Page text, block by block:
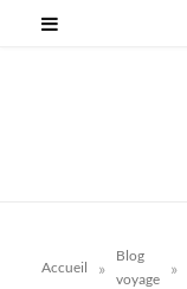
Accueil »
Blog
voyage
»